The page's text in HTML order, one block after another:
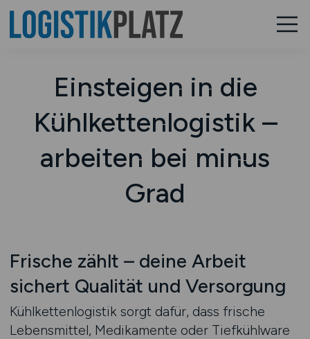
Einsteigen in die
Kühlkettenlogistik –
arbeiten bei minus
Grad
Frische zählt – deine Arbeit
sichert Qualität und Versorgung
Kühlkettenlogistik sorgt dafür, dass frische
Lebensmittel, Medikamente oder Tiefkühlware